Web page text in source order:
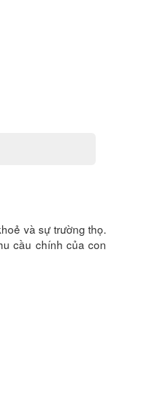
và sự trường thọ.
cầu chính của con